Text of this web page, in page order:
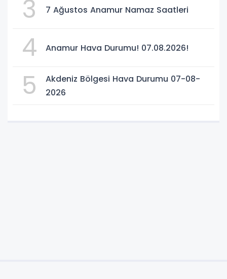
3 7 Ağustos Anamur Namaz Saatleri
4 Anamur Hava Durumu! 07.08.2026!
5
Akdeniz Bölgesi Hava Durumu 07-08-
2026